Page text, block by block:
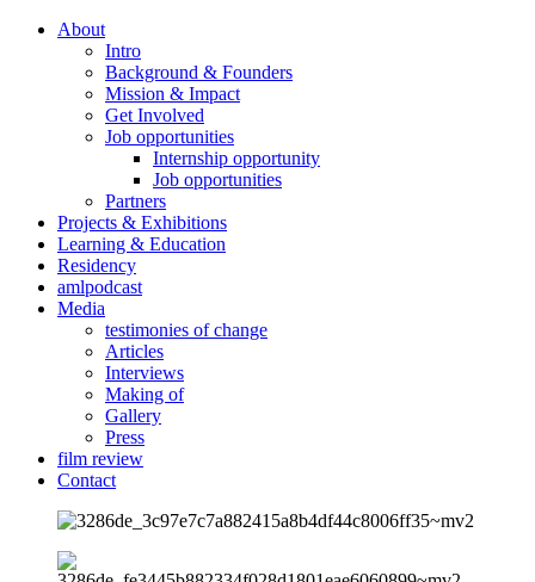
About
Intro
Background & Founders
Mission & Impact
Get Involved
Job opportunities
Internship opportunity
Job opportunities
Partners
Projects & Exhibitions
Learning & Education
Residency
amlpodcast
Media
testimonies of change
Articles
Interviews
Making of
Gallery
Press
film review
Contact